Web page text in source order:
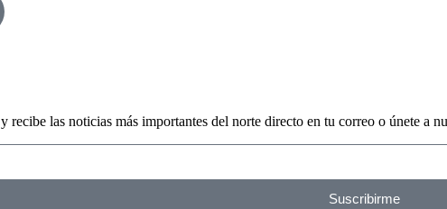
y recibe las noticias más importantes del norte directo en tu correo o únete a
Suscribirme